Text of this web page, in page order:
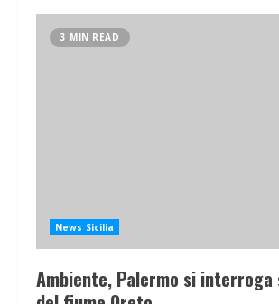
3 MIN READ
News Sicilia
Ambiente, Palermo si